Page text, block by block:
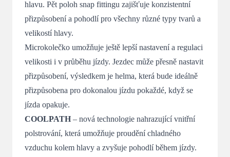
hlavu. Pět poloh snap fittingu zajišťuje konzistentní
přizpůsobení a pohodlí pro všechny různé typy tvarů a
velikostí hlavy.
Microkolečko umožňuje ještě lepší nastavení a regulaci
velikosti i v průběhu jízdy. Jezdec může přesně nastavit
přizpůsobení, výsledkem je helma, která bude ideálně
přizpůsobena pro dokonalou jízdu pokaždé, když se
jízda opakuje.
COOLPATH – nová technologie nahrazující vnitřní
polstrování, která umožňuje proudění chladného
vzduchu kolem hlavy a zvyšuje pohodlí během jízdy.